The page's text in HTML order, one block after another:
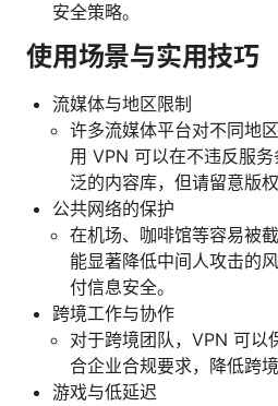
安全策略。
使用场景与实用技巧
流媒体与地区限制
许多流媒体平台对不同地
用 VPN 可以在不违反服
泛的内容库，但请留意版
公共网络的保护
在机场、咖啡馆等容易被
能显著降低中间人攻击的
付信息安全。
跨境工作与协作
对于跨境团队，VPN 可以
合企业合规要求，降低跨
游戏与低延迟